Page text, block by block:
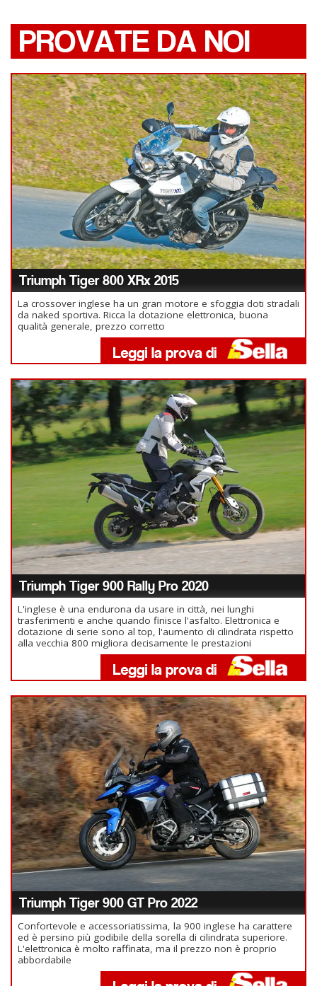
PROVATE DA NOI
Triumph Tiger 800 XRx 2015
La crossover inglese ha un gran motore e sfoggia doti stradali
da naked sportiva. Ricca la dotazione elettronica, buona
qualità generale, prezzo corretto
Triumph Tiger 900 Rally Pro 2020
L'inglese è una endurona da usare in città, nei lunghi
trasferimenti e anche quando finisce l'asfalto. Elettronica e
dotazione di serie sono al top, l'aumento di cilindrata rispetto
alla vecchia 800 migliora decisamente le prestazioni
Triumph Tiger 900 GT Pro 2022
Confortevole e accessoriatissima, la 900 inglese ha carattere
ed è persino più godibile della sorella di cilindrata superiore.
L'elettronica è molto raffinata, ma il prezzo non è proprio
abbordabile